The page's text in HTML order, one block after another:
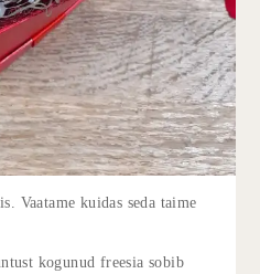
Vaatame kuidas seda taime
kogunud freesia sobib